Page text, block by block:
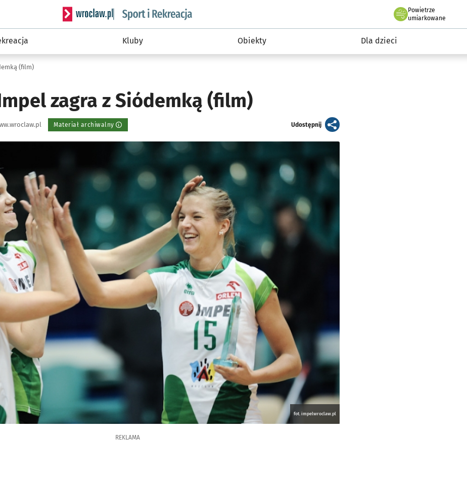
Serwis informacyjny wroclaw.pl podserwis: Sport i rekreacja
Powietrze
we Wrocławiu
umiarkowane
Kluby Obiekty Dla dzieci
(film)
zagra z Siódemką (film)
Materiał archiwalny Udostępnijartykuł
fot. impelwroclaw.pl
REKLAMA